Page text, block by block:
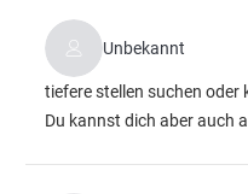
Unbekannt
tiefere stellen suchen
Du kannst dich aber auch